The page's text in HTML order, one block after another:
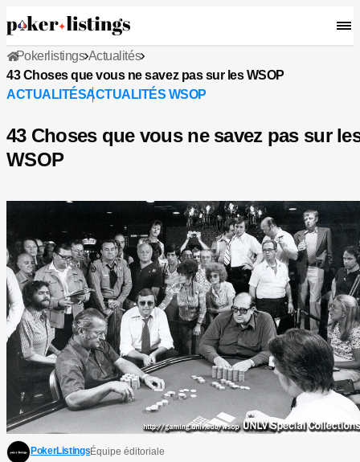
Pokerlistings Actualités
43 Choses que vous ne savez pas sur les WSOP
ACTUALITÉSACTUALITÉS WSOP
43 Choses que vous ne savez pas sur
WSOP
PokerListingsÉquipe éditoriale